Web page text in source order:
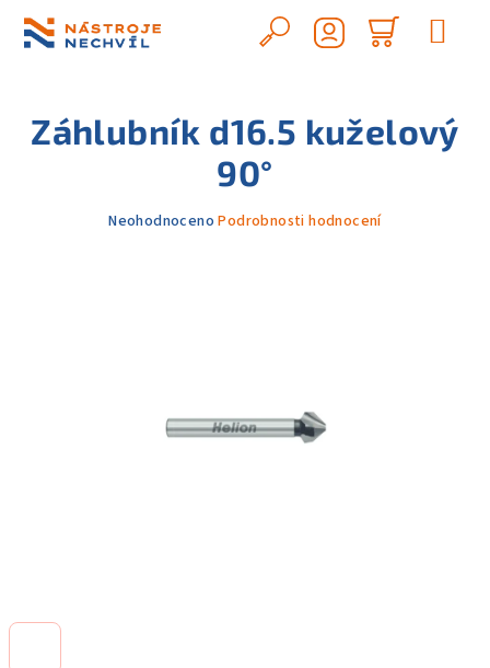
obsah
Hledat
košík
Záhlubník d16.5 kuželový
90°
Průměrné
Neohodnoceno Podrobnosti hodnocení